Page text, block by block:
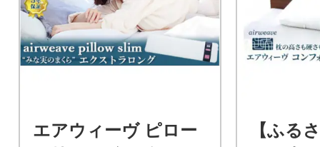
エアウィーヴ ピロー
【ふる